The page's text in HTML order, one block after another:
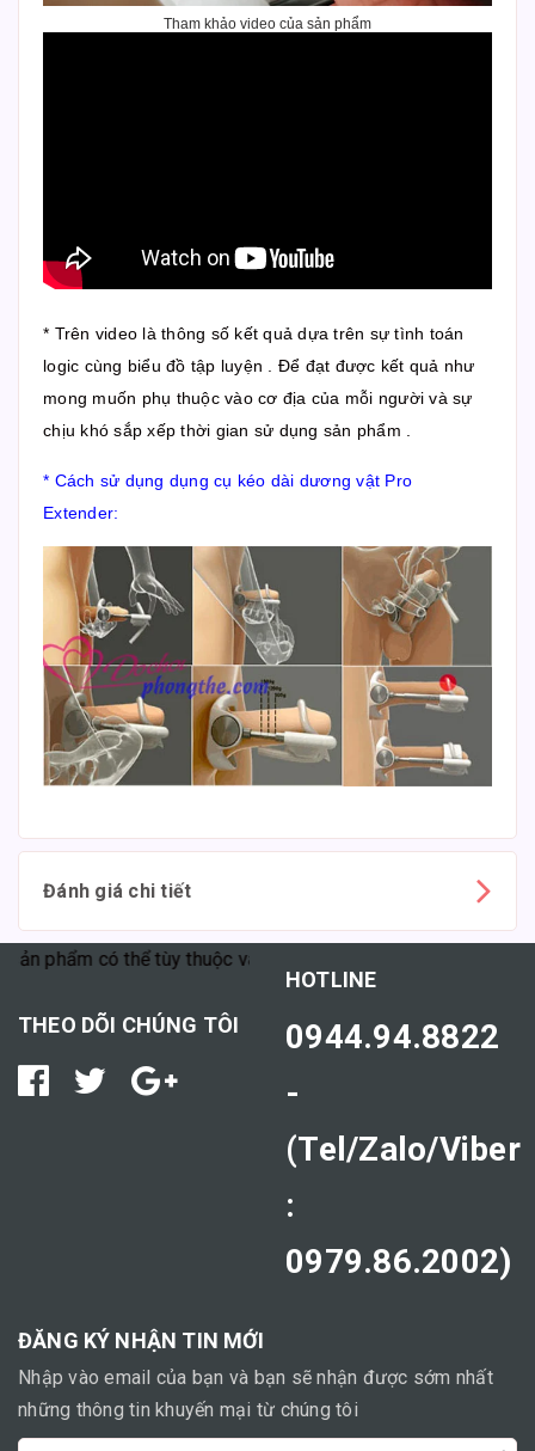
Tham khảo video của sản phẩm
* Trên video là thông số kết quả dựa trên sự tình toán
logic cùng biểu đồ tập luyện . Để đạt được kết quả như
mong muốn phụ thuộc vào cơ địa của mỗi người và sự
chịu khó sắp xếp thời gian sử dụng sản phẩm .
* Cách sử dụng dụng cụ kéo dài dương vật Pro
Extender:
Đánh giá chi tiết
có thể tùy thuộc vào cơ địa mỗi người."
THEO DÕI CHÚNG TÔI
HOTLINE
0944.94.8822
-
(Tel/Zalo/Viber
:
0979.86.2002)
ĐĂNG KÝ NHẬN TIN MỚI
Nhập vào email của bạn và bạn sẽ nhận được sớm nhất
những thông tin khuyến mại từ chúng tôi